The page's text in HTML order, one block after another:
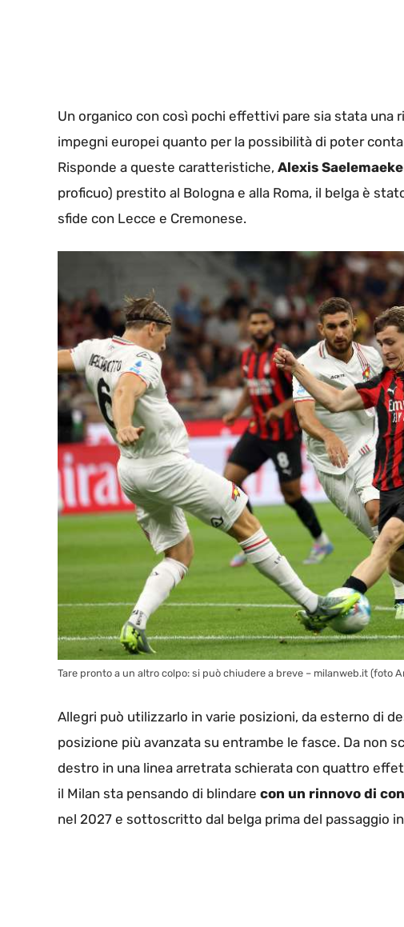
Un organico con così pochi effettivi pare sia stata una
impegni europei quanto per la possibilità di poter
Risponde a queste caratteristiche, Alexis
proficuo) prestito al Bologna e alla Roma, il belga è
sfide con Lecce e Cremonese.
Tare pronto a un altro colpo: si può chiudere a breve – milanweb.it (foto
Allegri può utilizzarlo in varie posizioni, da esterno di
posizione più avanzata su entrambe le fasce. Da non
destro in una linea arretrata schierata con quattro
il Milan sta pensando di blindare con un rinnovo di
nel 2027 e sottoscritto dal belga prima del passaggio